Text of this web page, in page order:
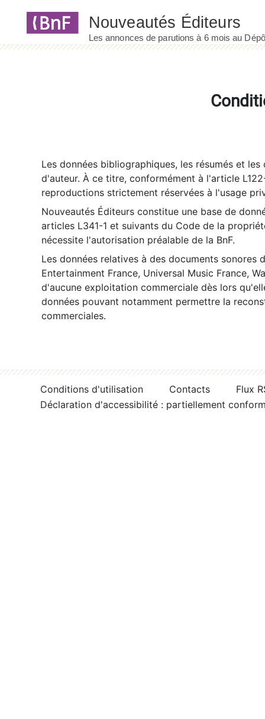
Les données bibliographiques, les résumés et
d'auteur. À ce titre, conformément à l'article
reproductions strictement réservées à l'usage
Nouveautés Éditeurs constitue une base de
articles L341-1 et suivants du Code de la
nécessite l'autorisation préalable de la BnF.
Les données relatives à des documents sonores
Entertainment France, Universal Music France,
d'aucune exploitation commerciale dès lors
données pouvant notamment permettre la
commerciales.
Conditions d'utilisation Contacts
Flux
Déclaration d'accessibilité : partiellement